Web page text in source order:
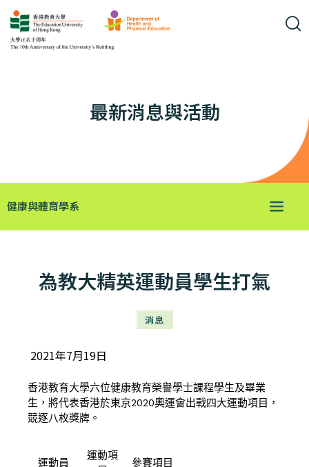
最新消息與活動
健康與體育學系
為教大精英運動員學生打氣
消息
2021年7月19日
香港教育大學六位健康教育榮譽學士課程學生及畢業
生，將代表香港於東京2020奧運會出戰四大運動項目，
競逐八枚獎牌。
運動員
運動項
參賽項目